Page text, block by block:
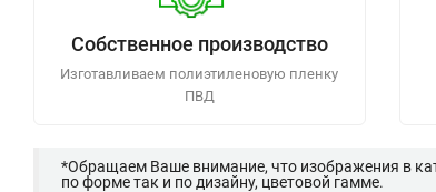
Собственное производство
Изготавливаем полиэтиленовую пленку
ПВД
*Обращаем Ваше внимание, что изображения в
по форме так и по дизайну, цветовой гамме.